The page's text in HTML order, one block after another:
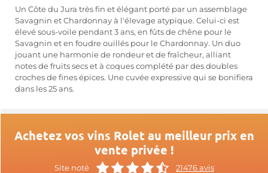
Un Côte du Jura très fin et élégant porté par un assemblage
Savagnin et Chardonnay à l'élevage atypique. Celui-ci est
élevé sous-voile pendant 3 ans, en fûts de chêne pour le
Savagnin et en foudre ouillés pour le Chardonnay. Un duo
jouant une harmonie de rondeur et de fraîcheur, alliant
notes de fruits secs et à coques complété par des doubles
croches de fines épices. Une cuvée expressive qui se bonifiera
dans les 25 ans.
Achetez vos vins Rolet au meilleur prix en
vente privée !
Site noté 21476 avis